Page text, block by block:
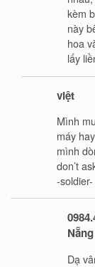
kèm
này
hoa
lấy
việt
Mình
máy
mình
don’t
-soldier-
Dạ